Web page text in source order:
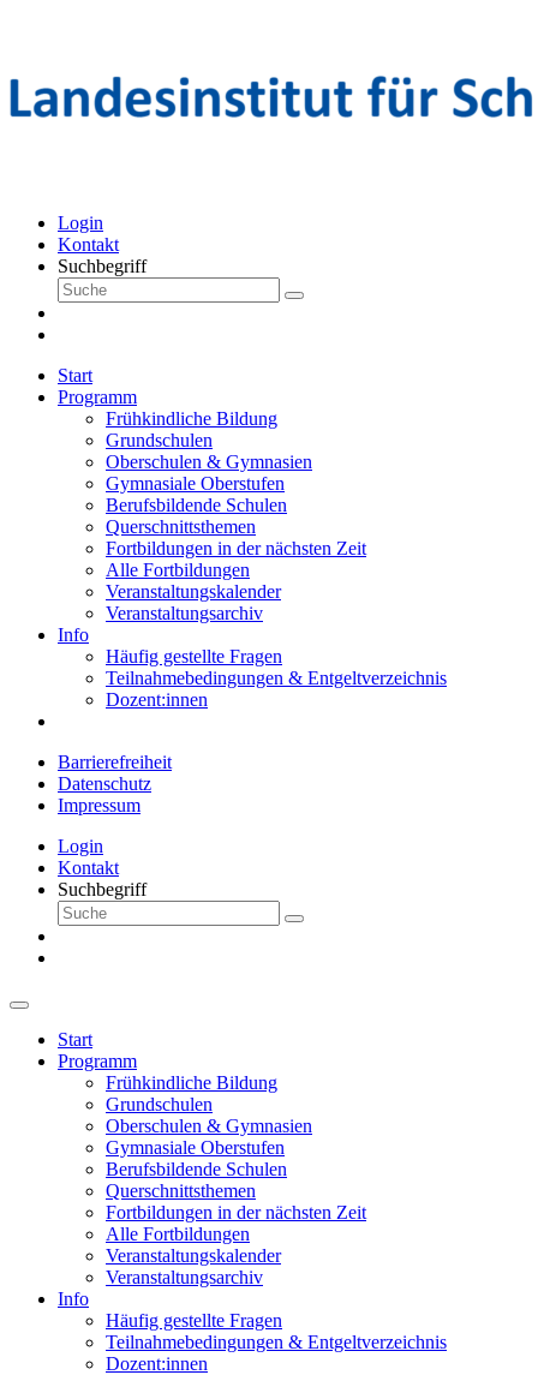
Login
Kontakt
Suchbegriff
Start
Programm
Frühkindliche Bildung
Grundschulen
Oberschulen & Gymnasien
Gymnasiale Oberstufen
Berufsbildende Schulen
Querschnittsthemen
Fortbildungen in der nächsten Zeit
Alle Fortbildungen
Veranstaltungskalender
Veranstaltungsarchiv
Info
Häufig gestellte Fragen
Teilnahmebedingungen & Entgeltverzeichnis
Dozent:innen
Barrierefreiheit
Datenschutz
Impressum
Login
Kontakt
Suchbegriff
Start
Programm
Frühkindliche Bildung
Grundschulen
Oberschulen & Gymnasien
Gymnasiale Oberstufen
Berufsbildende Schulen
Querschnittsthemen
Fortbildungen in der nächsten Zeit
Alle Fortbildungen
Veranstaltungskalender
Veranstaltungsarchiv
Info
Häufig gestellte Fragen
Teilnahmebedingungen & Entgeltverzeichnis
Dozent:innen